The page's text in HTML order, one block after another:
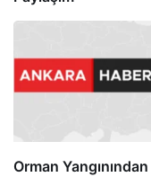
Orman Yangınından